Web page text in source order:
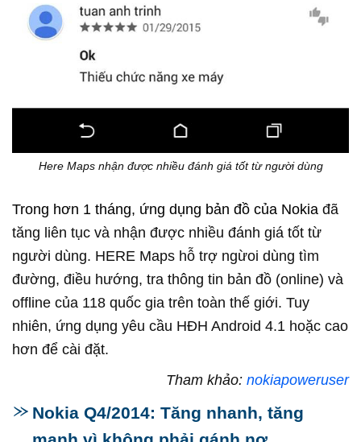
Here Maps nhận được nhiều đánh giá tốt từ người dùng
Trong hơn 1 tháng, ứng dụng bản đồ của Nokia đã
tăng liên tục và nhận được nhiều đánh giá tốt từ
người dùng. HERE Maps hỗ trợ ngừoi dùng tìm
đường, điều hướng, tra thông tin bản đồ (online) và
offline của 118 quốc gia trên toàn thế giới. Tuy
nhiên, ứng dụng yêu cầu HĐH Android 4.1 hoặc cao
hơn để cài đặt.
Tham khảo: nokiapoweruser
Nokia Q4/2014: Tăng nhanh, tăng